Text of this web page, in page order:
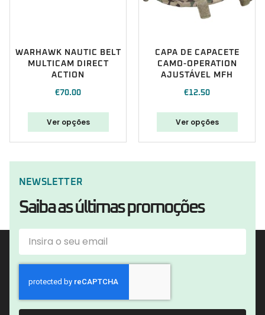
WARHAWK NAUTIC BELT
MULTICAM DIRECT
ACTION
€70.00
Ver opções
CAPA DE CAPACETE
CAMO-OPERATION
AJUSTÁVEL MFH
€12.50
Ver opções
NEWSLETTER
Saiba as últimas promoções